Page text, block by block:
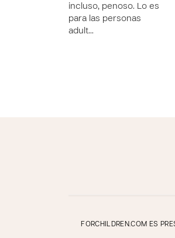
incluso, penoso. Lo es
para las personas
adult…
FORCHILDREN.COM ES